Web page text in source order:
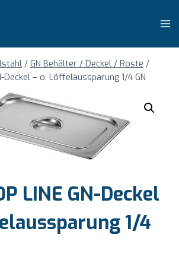
/ GN Behälter / Deckel / Roste /
Deckel – o. Löffelaussparung 1/4 GN
LINE GN-Deckel
1/4